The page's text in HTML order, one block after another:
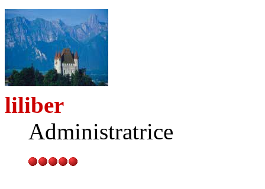
liliber
Administratrice